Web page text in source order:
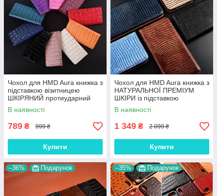
Чохол для HMD Aura книжка з
підставкою візитницею
ШКІРЯНИЙ протиударний
магнітний "LUXON"
В наявності
789 ₴ 999 ₴
Купити
Чохол для HMD Aura книжка з
НАТУРАЛЬНОЇ ПРЕМІУМ
ШКІРИ із підставкою
протиударний магнітний
"VARAN"
В наявності
1 349 ₴ 2 099 ₴
Купити
–36% Подарунок –35% Подарунок